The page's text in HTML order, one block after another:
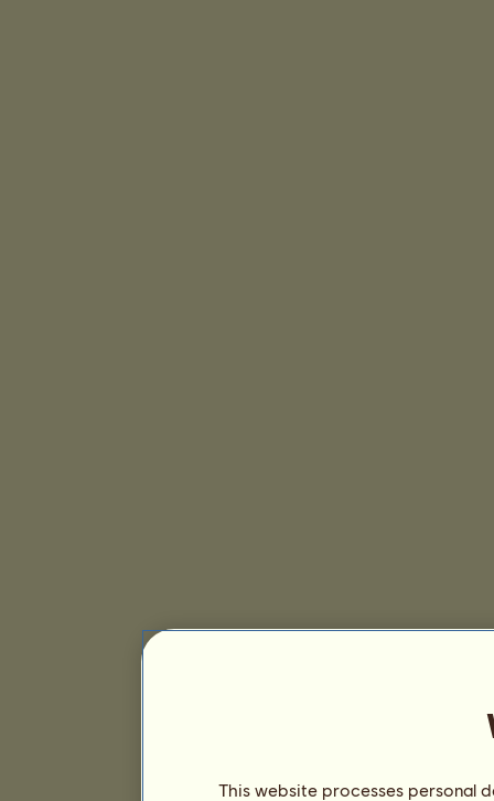
This website processes personal